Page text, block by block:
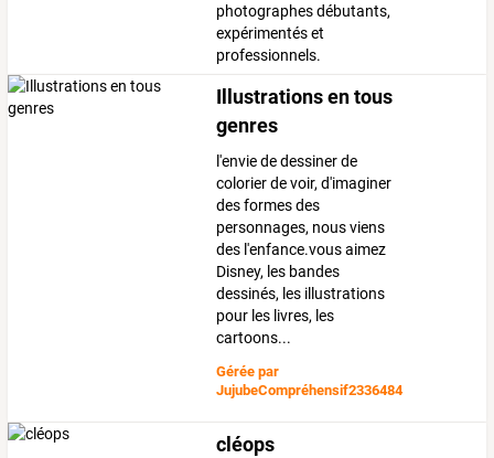
photographes débutants,
expérimentés et
professionnels.
Illustrations en tous
genres
l'envie de dessiner de
colorier de voir, d'imaginer
des formes des
personnages, nous viens
des l'enfance.vous aimez
Disney, les bandes
dessinés, les illustrations
pour les livres, les
cartoons...
Gérée par
JujubeCompréhensif2336484
cléops